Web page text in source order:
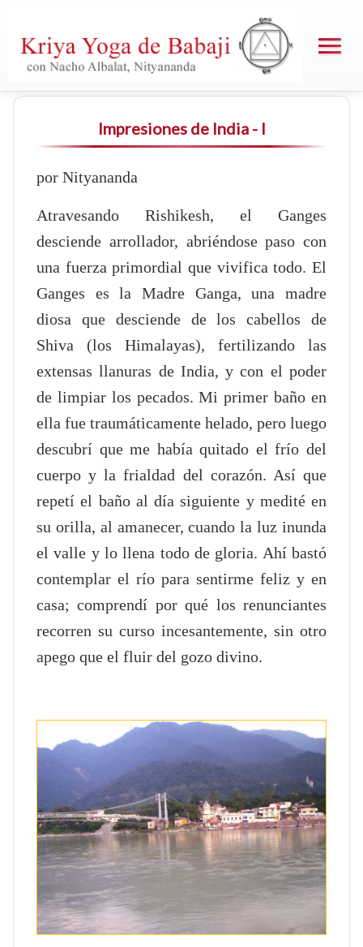
Impresiones de India - I
por Nityananda
Atravesando Rishikesh, el Ganges
desciende arrollador, abriéndose paso con
una fuerza primordial que vivifica todo. El
Ganges es la Madre Ganga, una madre
diosa que desciende de los cabellos de
Shiva (los Himalayas), fertilizando las
extensas llanuras de India, y con el poder
de limpiar los pecados. Mi primer baño en
ella fue traumáticamente helado, pero luego
descubrí que me había quitado el frío del
cuerpo y la frialdad del corazón. Así que
repetí el baño al día siguiente y medité en
su orilla, al amanecer, cuando la luz inunda
el valle y lo llena todo de gloria. Ahí bastó
contemplar el río para sentirme feliz y en
casa; comprendí por qué los renunciantes
recorren su curso incesantemente, sin otro
apego que el fluir del gozo divino.